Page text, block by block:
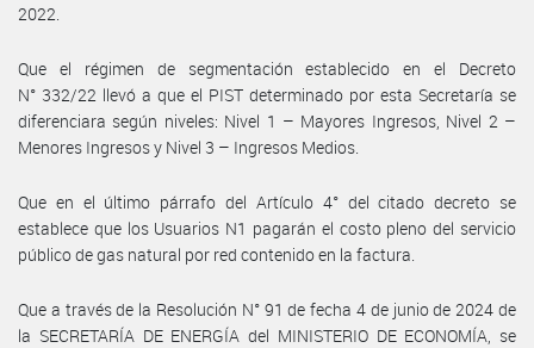
2022.
Que el régimen de segmentación establecido en el Decreto
N° 332/22 llevó a que el PIST determinado por esta Secretaría se
diferenciara según niveles: Nivel 1 – Mayores Ingresos, Nivel 2 –
Menores Ingresos y Nivel 3 – Ingresos Medios.
Que en el último párrafo del Artículo 4° del citado decreto se
establece que los Usuarios N1 pagarán el costo pleno del servicio
público de gas natural por red contenido en la factura.
Que a través de la Resolución N° 91 de fecha 4 de junio de 2024 de
la SECRETARÍA DE ENERGÍA del MINISTERIO DE ECONOMÍA, se